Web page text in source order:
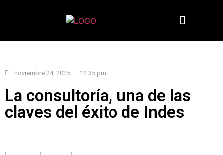
noviembre 24, 2025 12:35 pm
La consultoría, una de las
claves del éxito de Indes